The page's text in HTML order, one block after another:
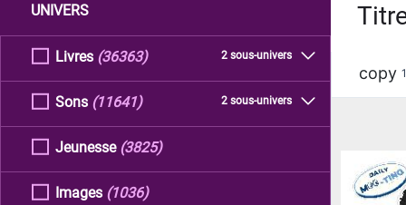
UNIVERS
Livres 2 sous-univers
(36363)
Sons 2 sous-univers
(11641)
Jeunesse (3825)
Images (1036)
copy